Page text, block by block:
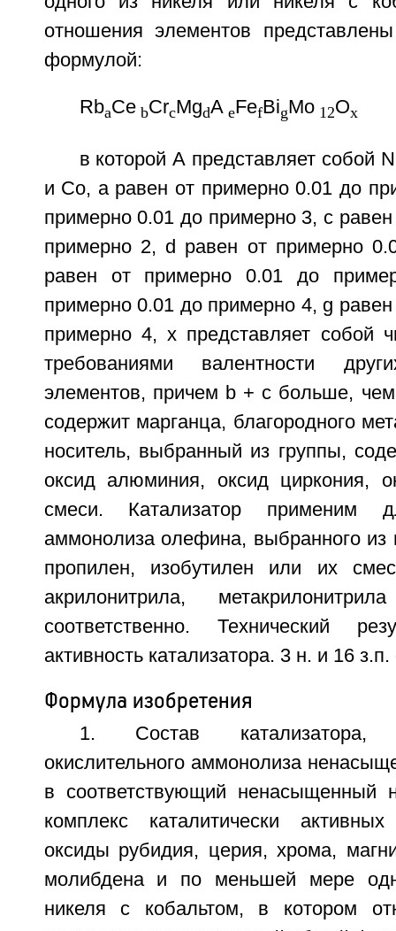
отношения элементов
формулой:
RbaCebCrcMgdAeFefBigMo12Ox
в которой А представляет собой
и Со, а равен от примерно 0.01 до
примерно 0.01 до примерно 3, с
примерно 2, d равен от примерно
равен от примерно 0.01 до
примерно 0.01 до примерно 4, g
примерно 4, х представляет собой
требованиями валентности
элементов, причем b + с больше,
содержит марганца, благородного
носитель, выбранный из группы,
оксид алюминия, оксид циркония,
смеси. Катализатор применим
аммонолиза олефина, выбранного
пропилен, изобутилен или их
акрилонитрила,
соответственно. Технический
активность катализатора. 3 н. и 16
Формула изобретения
1. Состав катализатора,
окислительного аммонолиза
в соответствующий ненасыщенный
комплекс каталитически
оксиды рубидия, церия, хрома,
молибдена и по меньшей мере
никеля с кобальтом, в котором